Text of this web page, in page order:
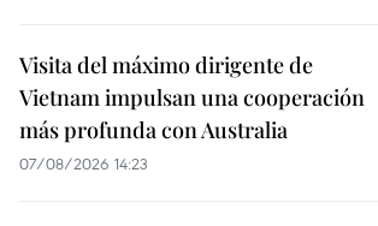
Visita del máximo dirigente de
Vietnam impulsan una cooperación
más profunda con Australia
07/08/2026 14:23